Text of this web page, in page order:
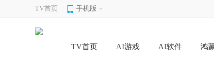
TV首页 手机版
TV首页 AI游戏 AI软件 鸿